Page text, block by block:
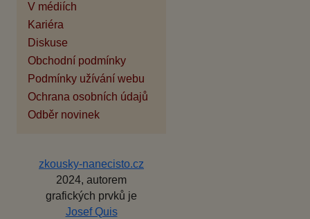
V médiích
Kariéra
Diskuse
Obchodní podmínky
Podmínky užívání webu
Ochrana osobních údajů
Odběr novinek
zkousky-nanecisto.cz
2024, autorem
grafických prvků je
Josef Quis